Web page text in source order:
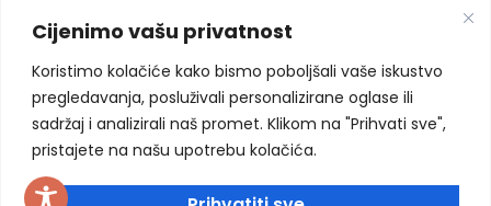
Cijenimo vašu privatnost
Koristimo kolačiće kako bismo poboljšali vaše iskustvo
pregledavanja, posluživali personalizirane oglase ili
sadržaj i analizirali naš promet. Klikom na "Prihvati sve",
pristajete na našu upotrebu kolačića.
Sub